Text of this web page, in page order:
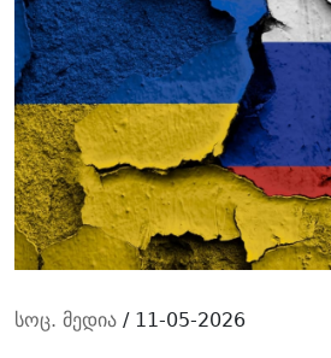
სოც. მედია / 11-05-2026